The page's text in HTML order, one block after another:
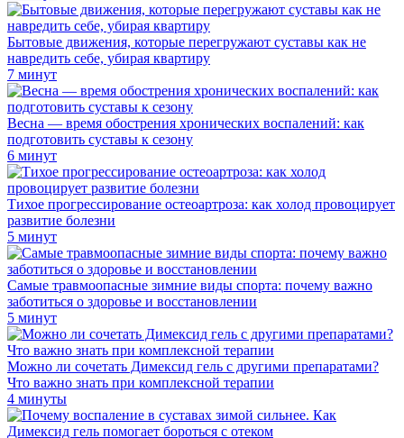
Бытовые движения, которые перегружают суставы как не
навредить себе, убирая квартиру
7 минут
Весна — время обострения хронических воспалений: как
подготовить суставы к сезону
6 минут
Тихое прогрессирование остеоартроза: как холод провоцирует
развитие болезни
5 минут
Самые травмоопасные зимние виды спорта: почему важно
заботиться о здоровье и восстановлении
5 минут
Можно ли сочетать Димексид гель с другими препаратами?
Что важно знать при комплексной терапии
4 минуты